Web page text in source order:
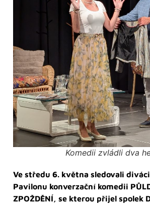
Komedii zvládli dva
Ve středu 6. května sledovali
Pavilonu konverzační komedii
ZPOŽDĚNÍ, se kterou přijel spolek